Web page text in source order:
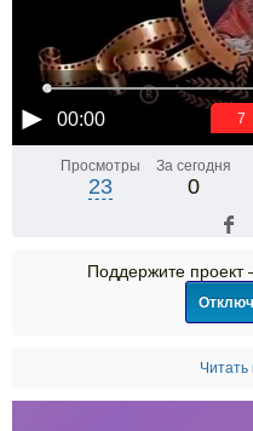
00:00 6
Просмотры
23
За сегодня
0
Поддержите
Читать